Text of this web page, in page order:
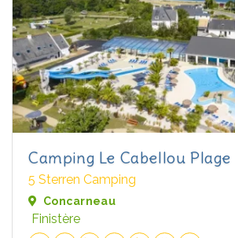
Camping Le Cabellou Plage
5 Sterren Camping
Concarneau
Finistère